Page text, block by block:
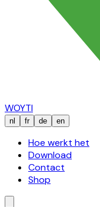
WOYTI
nl fr de en
Hoe werkt het
Download
Contact
Shop